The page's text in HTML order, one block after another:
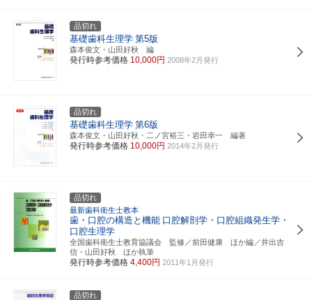
品切れ
基礎歯科生理学 第5版
森本俊文・山田好秋 編
発行時参考価格 10,000円 2008年2月発行
品切れ
基礎歯科生理学 第6版
森本俊文・山田好秋・二ノ宮裕三・岩田幸一 編著
発行時参考価格 10,000円 2014年2月発行
品切れ
最新歯科衛生士教本
歯・口腔の構造と機能 口腔解剖学・口腔組織発生学・
口腔生理学
全国歯科衛生士教育協議会 監修／前田健康 ほか編／井出吉
信・山田好秋 ほか執筆
発行時参考価格 4,400円 2011年1月発行
品切れ